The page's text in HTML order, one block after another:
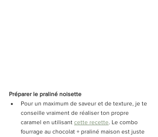
Préparer le praliné noisette
Pour un maximum de saveur et de texture, je te
conseille vraiment de réaliser ton propre
caramel en utilisant cette recette. Le combo
fourrage au chocolat + praliné maison est juste